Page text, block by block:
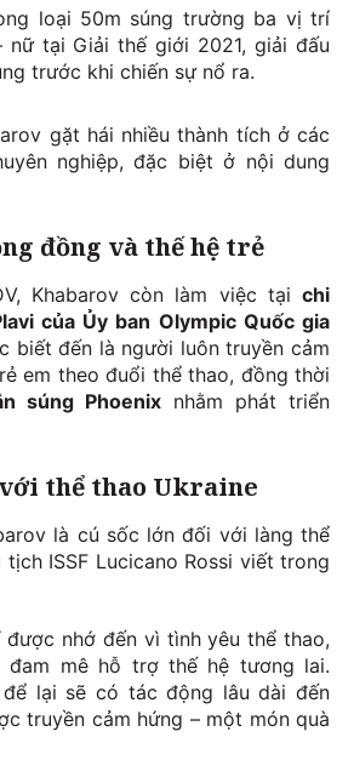
loại 50m súng trường ba vị trí
nữ tại Giải thế giới 2021, giải đấu
trước khi chiến sự nổ ra.
gặt hái nhiều thành tích ở các
nghiệp, đặc biệt ở nội dung
đồng và thế hệ trẻ
Khabarov còn làm việc tại chi
của Ủy ban Olympic Quốc gia
biết đến là người luôn truyền cảm
em theo đuổi thể thao, đồng thời
súng Phoenix nhằm phát triển
thể thao Ukraine
là cú sốc lớn đối với làng thể
ISSF Lucicano Rossi viết trong
được nhớ đến vì tình yêu thể thao,
đam mê hỗ trợ thế hệ tương lai.
lại sẽ có tác động lâu dài đến
truyền cảm hứng – một món quà